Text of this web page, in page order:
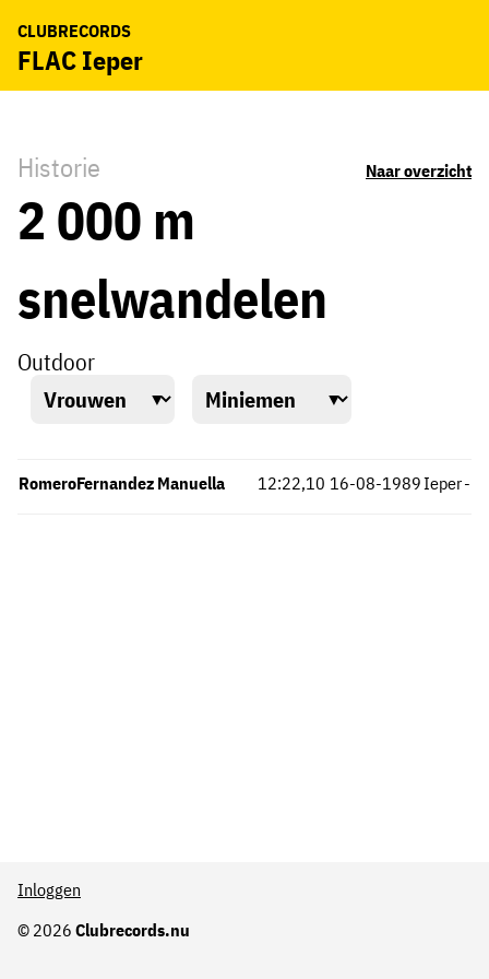
CLUBRECORDS
FLAC Ieper
Historie Naar overzicht
2 000 m
snelwandelen
Outdoor
RomeroFernandez Manuella Ieper
12:22,10 -
16-08-1989
© 2026 Clubrecords.nu
Inloggen